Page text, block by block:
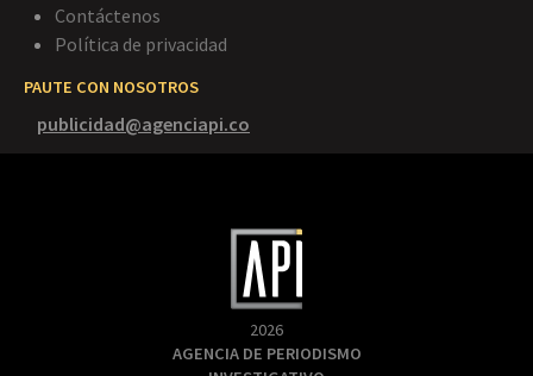
Contáctenos
Política de privacidad
PAUTE CON NOSOTROS
publicidad@agenciapi.co
2026
AGENCIA DE PERIODISMO